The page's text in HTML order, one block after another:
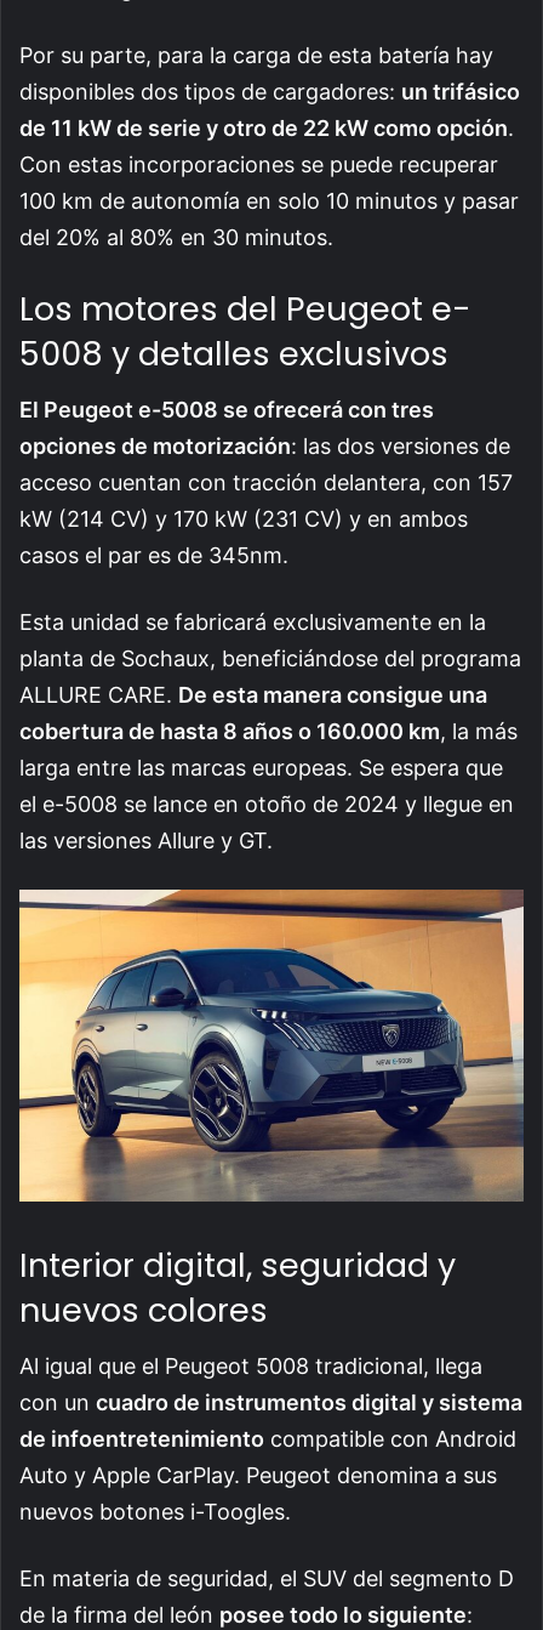
Por su parte, para la carga de esta batería hay
disponibles dos tipos de cargadores: un trifásico
de 11 kW de serie y otro de 22 kW como opción.
Con estas incorporaciones se puede recuperar
100 km de autonomía en solo 10 minutos y pasar
del 20% al 80% en 30 minutos.
Los motores del Peugeot e-
5008 y detalles exclusivos
El Peugeot e-5008 se ofrecerá con tres
opciones de motorización: las dos versiones de
acceso cuentan con tracción delantera, con 157
kW (214 CV) y 170 kW (231 CV) y en ambos
casos el par es de 345nm.
Esta unidad se fabricará exclusivamente en la
planta de Sochaux, beneficiándose del programa
ALLURE CARE. De esta manera consigue una
cobertura de hasta 8 años o 160.000 km, la más
larga entre las marcas europeas. Se espera que
el e-5008 se lance en otoño de 2024 y llegue en
las versiones Allure y GT.
Interior digital, seguridad y
nuevos colores
Al igual que el Peugeot 5008 tradicional, llega
con un cuadro de instrumentos digital y sistema
de infoentretenimiento compatible con Android
Auto y Apple CarPlay. Peugeot denomina a sus
nuevos botones i-Toogles.
En materia de seguridad, el SUV del segmento D
de la firma del león posee todo lo siguiente: